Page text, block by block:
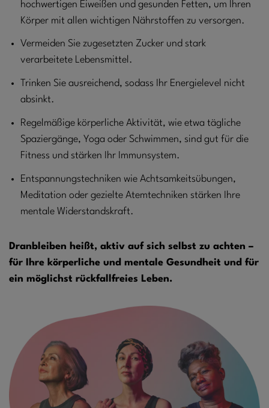
hochwertigen Eiweißen und gesunden Fetten, um Ihren
Körper mit allen wichtigen Nährstoffen zu versorgen.
Vermeiden Sie zugesetzten Zucker und stark
verarbeitete Lebensmittel.
Trinken Sie ausreichend, sodass Ihr Energielevel nicht
absinkt.
Regelmäßige körperliche Aktivität, wie etwa tägliche
Spaziergänge, Yoga oder Schwimmen, sind gut für die
Fitness und stärken Ihr Immunsystem.
Entspannungstechniken wie Achtsamkeitsübungen,
Meditation oder gezielte Atemtechniken stärken Ihre
mentale Widerstandskraft.
Dranbleiben heißt, aktiv auf sich selbst zu achten –
für Ihre körperliche und mentale Gesundheit und für
ein möglichst rückfallfreies Leben.